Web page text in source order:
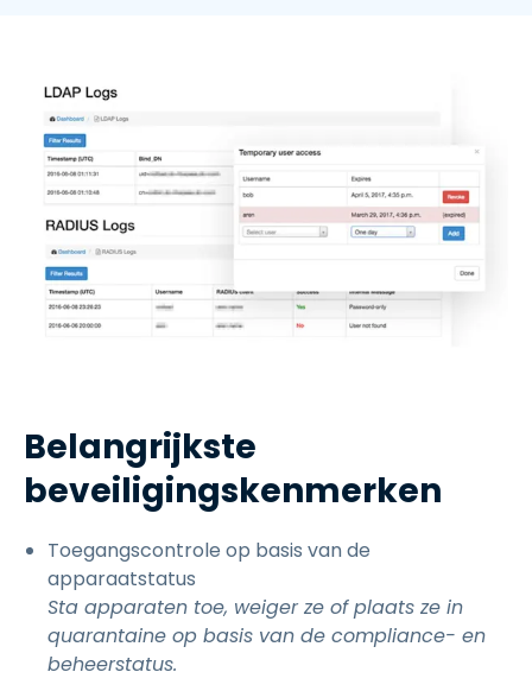
Belangrijkste
beveiligingskenmerken
Toegangscontrole op basis van de
apparaatstatus
Sta apparaten toe, weiger ze of plaats ze in
quarantaine op basis van de compliance- en
beheerstatus.